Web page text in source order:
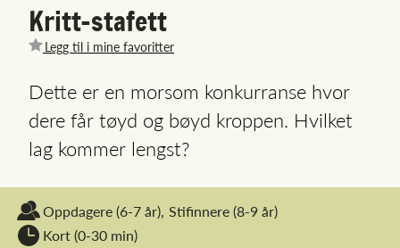
Kritt-stafett
Legg til i mine favoritter
Dette er en morsom konkurranse hvor
dere får tøyd og bøyd kroppen. Hvilket
lag kommer lengst?
Oppdagere(6-7 år), Stifinnere(8-9 år)
Kort (0-30 min)